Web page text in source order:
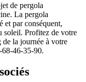
de pergola
La pergola
et par conséquent,
soleil. Profitez de votre
de la journée à votre
68-46-35-90.